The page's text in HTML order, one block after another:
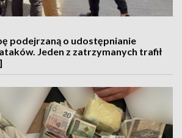
podejrzaną o udostępnianie
Jeden z zatrzymanych trafił